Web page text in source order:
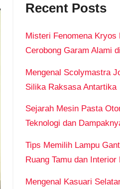
Recent Posts
Misteri Fenomena Kryos
Cerobong Garam Alami
Mengenal Scolymastra
Silika Raksasa Antartika
Sejarah Mesin Pasta
Teknologi dan
Tips Memilih Lampu
Ruang Tamu dan Interior
Mengenal Kasuari